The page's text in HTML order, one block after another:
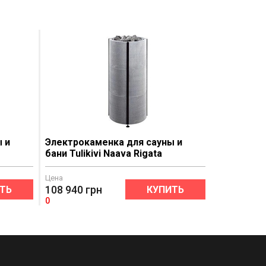
и
Электрокаменка для сауны и
бани Tulikivi Naava Rigata
Цена
108 940 грн
0
КУПИТЬ